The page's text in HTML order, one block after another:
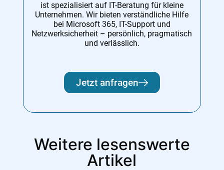
ist spezialisiert auf IT-Beratung für kleine
Unternehmen. Wir bieten verständliche Hilfe
bei Microsoft 365, IT-Support und
Netzwerksicherheit – persönlich, pragmatisch
und verlässlich.
Jetzt anfragen
Weitere lesenswerte
Artikel